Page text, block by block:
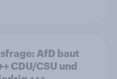
AfD baut